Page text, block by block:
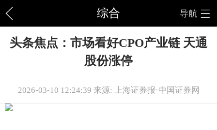
综合 导航
头条焦点：市场看好CPO产业链 天通
股份涨停
2026-03-10 12:24:39 来源: 上海证券报·中国证券网